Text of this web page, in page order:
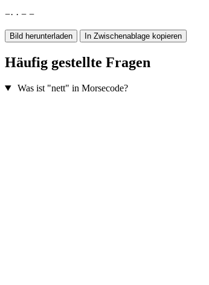
−· · − −
Bild herunterladen In Zwischenablage kopieren
Häufig gestellte Fragen
Was ist "nett" in Morsecode?